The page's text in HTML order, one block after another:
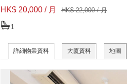
HK$ 20,000 / 月
HK$ 22,000 / 月
1
詳細物業資料 大廈資料 地圖